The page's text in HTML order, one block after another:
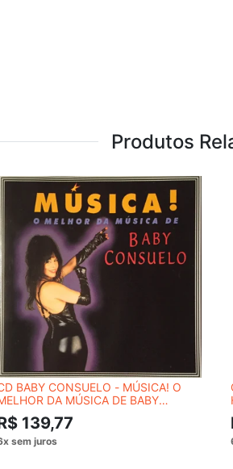
Produtos
BABY CONSUELO - MÚSICA! O
DA MÚSICA DE BABY
CONSUELO
139,77